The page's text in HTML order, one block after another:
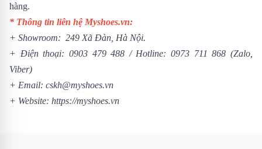
hàng.
* Thông tin liên hệ Myshoes.vn:
+ Showroom: 249 Xã Đàn, Hà Nội.
+ Điện thoại: 0903 479 488 / Hotline:0973 711 868 (Zalo,
Viber)
+ Email: cskh@myshoes.vn
+ Website: https://myshoes.vn